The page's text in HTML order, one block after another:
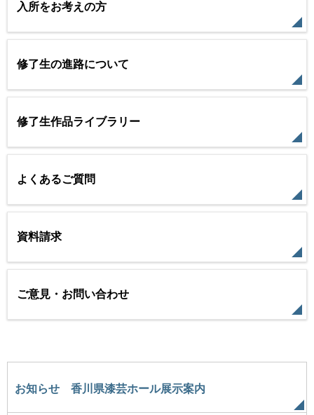
入所をお考えの方
修了生の進路について
修了生作品ライブラリー
よくあるご質問
資料請求
ご意見・お問い合わせ
お知らせ 香川県漆芸ホール展示案内